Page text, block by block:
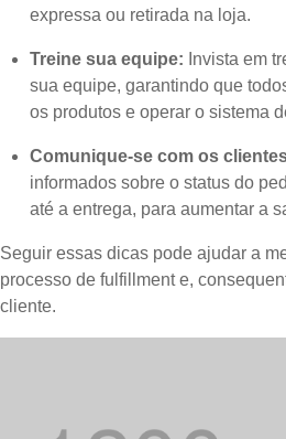
expressa ou retirada na loja.
Treine sua equipe: Invista em
sua equipe, garantindo que
os produtos e operar o sistema
Comunique-se com os
informados sobre o status do
até a entrega, para aumentar a
Seguir essas dicas pode ajudar a
processo de fulfillment e,
cliente.